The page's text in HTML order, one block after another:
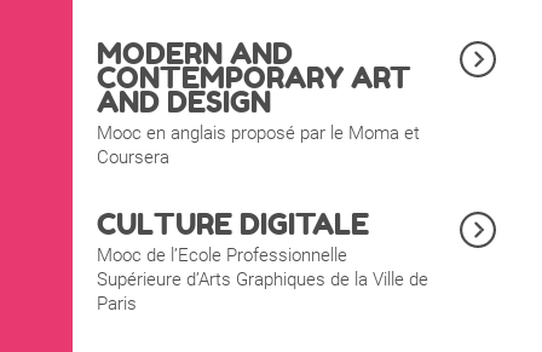
MODERN AND
CONTEMPORARY ART
AND DESIGN
Mooc en anglais proposé par le Moma et
Coursera
CULTURE DIGITALE
Mooc de l’Ecole Professionnelle
Supérieure d’Arts Graphiques de la Ville de
Paris